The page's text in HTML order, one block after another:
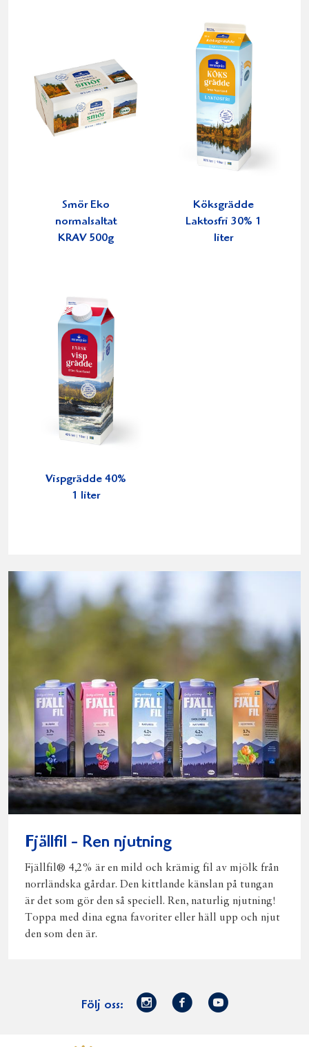
Smör Eko
normalsaltat
KRAV 500g
Köksgrädde
Laktosfri 30% 1
liter
Vispgrädde 40%
1 liter
Fjällfil - Ren njutning
Fjällfil® 4,2% är en mild och krämig fil av mjölk från
norrländska gårdar. Den kittlande känslan på tungan
är det som gör den så speciell. Ren, naturlig njutning!
Toppa med dina egna favoriter eller häll upp och njut
den som den är.
Följ oss:
Norrmejerier
Facebook
Youtube